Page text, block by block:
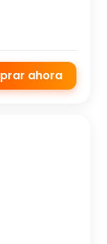
ahora